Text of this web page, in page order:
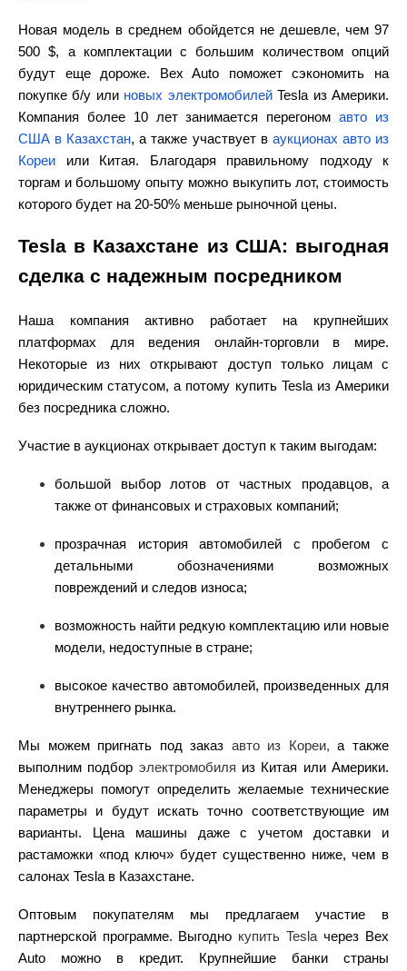
Новая модель в среднем обойдется не дешевле, чем 97
500 $, а комплектациис большим количеством опций
будут еще дороже. Bex Auto поможет сэкономить на
покупкеб/у или новых электромобилей Tesla из Америки.
Компания более 10 лет занимается перегономавто из
США в Казахстан, а также участвует в аукционах авто из
Кореи или Китая. Благодаря правильному подходу к
торгам и большому опыту можно выкупить лот, стоимость
которого будет на 20-50% меньше рыночной цены.
Tesla в Казахстане из США: выгодная
сделка с надежным посредником
Наша компания активно работает на крупнейших
платформах для ведения онлайн-торговли в мире.
Некоторые из них открывают доступ только лицам с
юридическим статусом, а потому купить Tesla из Америки
без посредника сложно.
Участие в аукционах открывает доступ к таким выгодам:
большой выбор лотов от частных продавцов, а
также от финансовых и страховых компаний;
прозрачная историяавтомобилей с пробегом с
детальными обозначениями возможных
повреждений и следов износа;
возможность найти редкую комплектацию или новые
модели, недоступные в стране;
высокое качество автомобилей, произведенных для
внутреннего рынка.
Мы можем пригнать под заказ авто из Кореи,а также
выполним подбор электромобиля из Китая илиАмерики.
Менеджеры помогут определить желаемые технические
параметры и будут искать точно соответствующие им
варианты.
Цена машины даже с учетом доставки и
растаможки «под ключ» будет существенно ниже, чем в
салонах Tesla в Казахстане.
Оптовым покупателям мы предлагаем участие в
партнерской программе. Выгодно купить Tesla через Bex
Auto можно в кредит.
Крупнейшие банки страны